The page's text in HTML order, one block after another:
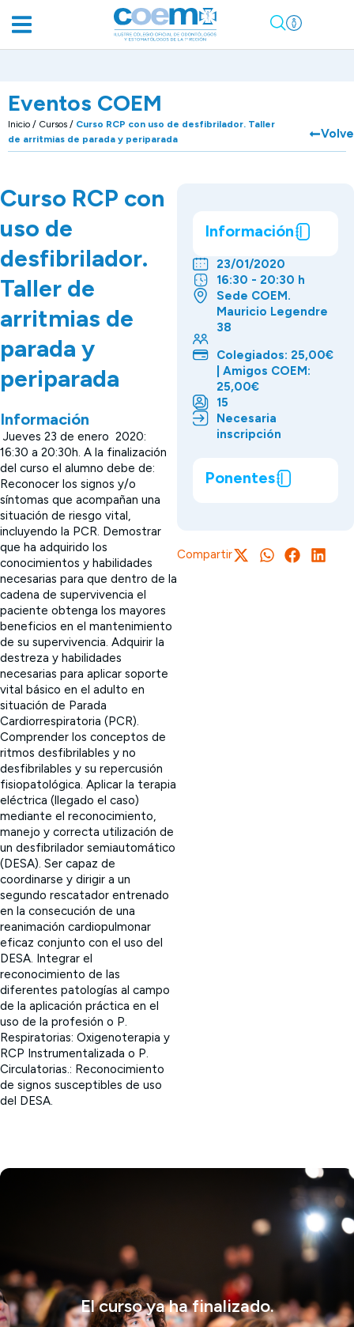
Eventos COEM
Inicio / Cursos / Curso RCP con uso de desfibrilador. Taller
de arritmias de parada y periparada
Curso RCP con
uso de
desfibrilador.
Taller de
arritmias de
parada y
periparada
Información
Jueves 23 de enero 2020:
16:30 a 20:30h. A la finalización
del curso el alumno debe de:
Reconocer los signos y/o
síntomas que acompañan una
situación de riesgo vital,
incluyendo la PCR. Demostrar
que ha adquirido los
conocimientos y habilidades
necesarias para que dentro de la
cadena de supervivencia el
paciente obtenga los mayores
beneficios en el mantenimiento
de su supervivencia. Adquirir la
destreza y habilidades
necesarias para aplicar soporte
vital básico en el adulto en
situación de Parada
Cardiorrespiratoria (PCR).
Comprender los conceptos de
ritmos desfibrilables y no
desfibrilables y su repercusión
fisiopatológica. Aplicar la terapia
eléctrica (llegado el caso)
mediante el reconocimiento,
manejo y correcta utilización de
un desfibrilador semiautomático
(DESA). Ser capaz de
coordinarse y dirigir a un
segundo rescatador entrenado
en la consecución de una
reanimación cardiopulmonar
eficaz conjunto con el uso del
DESA. Integrar el
reconocimiento de las
diferentes patologías al campo
de la aplicación práctica en el
uso de la profesión o P.
Respiratorias: Oxigenoterapia y
RCP Instrumentalizada o P.
Circulatorias.: Reconocimiento
de signos susceptibles de uso
del DESA.
Información
23/01/2020
16:30 - 20:30 h
Sede COEM.
Mauricio Legendre
38
Colegiados: 25,00€
| Amigos COEM:
25,00€
15
Necesaria
inscripción
Ponentes
Compartir
El curso ya ha finalizado.